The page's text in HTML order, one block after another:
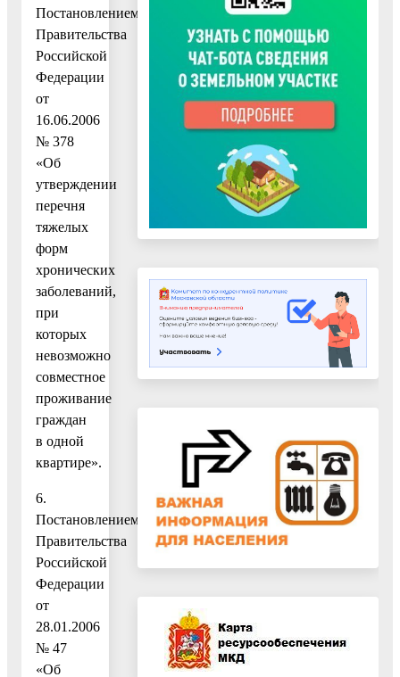
Постановлением
Правительства
Российской
Федерации
от
16.06.2006
№ 378
«Об
утверждении
перечня
тяжелых
форм
хронических
заболеваний,
при
которых
невозможно
совместное
проживание
граждан
в одной
квартире».
6.
Постановлением
Правительства
Российской
Федерации
от
28.01.2006
№ 47
«Об